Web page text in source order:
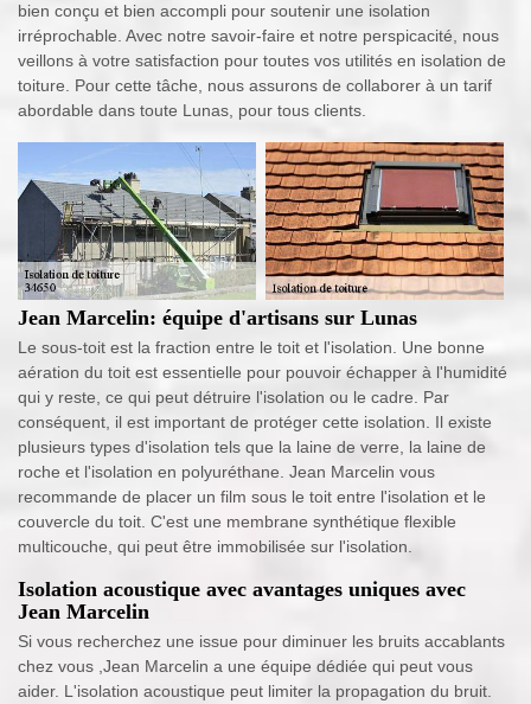
bien conçu et bien accompli pour soutenir une isolation
irréprochable. Avec notre savoir-faire et notre perspicacité, nous
veillons à votre satisfaction pour toutes vos utilités en isolation de
toiture. Pour cette tâche, nous assurons de collaborer à un tarif
abordable dans toute Lunas, pour tous clients.
Jean Marcelin: équipe d'artisans sur Lunas
Le sous-toit est la fraction entre le toit et l'isolation. Une bonne
aération du toit est essentielle pour pouvoir échapper à l'humidité
qui y reste, ce qui peut détruire l'isolation ou le cadre. Par
conséquent, il est important de protéger cette isolation. Il existe
plusieurs types d'isolation tels que la laine de verre, la laine de
roche et l'isolation en polyuréthane. Jean Marcelin vous
recommande de placer un film sous le toit entre l'isolation et le
couvercle du toit. C'est une membrane synthétique flexible
multicouche, qui peut être immobilisée sur l'isolation.
Isolation acoustique avec avantages uniques avec
Jean Marcelin
Si vous recherchez une issue pour diminuer les bruits accablants
chez vous ,Jean Marcelin a une équipe dédiée qui peut vous
aider. L'isolation acoustique peut limiter la propagation du bruit.